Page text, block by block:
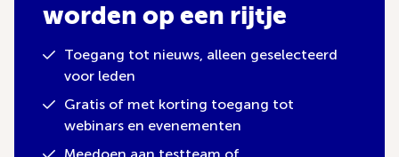
worden op een rijtje
Toegang tot nieuws, alleen geselecteerd
voor leden
Gratis of met korting toegang tot
webinars en evenementen